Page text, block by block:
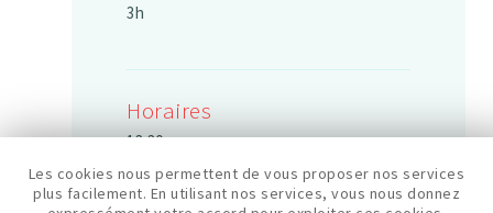
3h
Horaires
13:30
Les cookies nous permettent de vous proposer nos services
plus facilement. En utilisant nos services, vous nous donnez